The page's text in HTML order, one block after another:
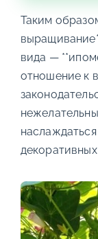
Таким
вида —
отношение к